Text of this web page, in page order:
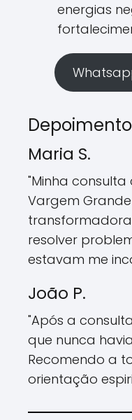
energias
Maria S.
"Minha
Vargem
resolver
estavam me
João P.
"Após a
que nunca
Recomendo a
orientação